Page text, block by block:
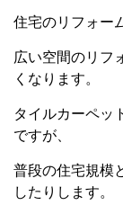
住宅のリフォー
広い空間のリフ
くなります。
タイルカーペッ
ですが、
普段の住宅規模
したりします。